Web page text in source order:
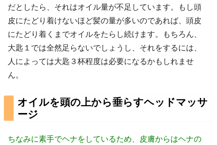
だとしたら、それはオイル量が不足しています。もし頭
皮にたどり着けないほど髪の量が多いのであれば、頭皮
にたどり着くまでオイルをたらし続けます。もちろん、
大匙１では全然足らないでしょうし、それをするには、
人によっては大匙３杯程度は必要になるかもしれませ
ん。
オイルを頭の上から垂らすヘッドマッサ
ージ
ちなみに素手でヘナをしているため、皮膚からはヘナの